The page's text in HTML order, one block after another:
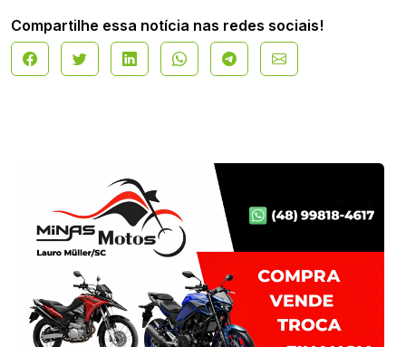
Compartilhe essa notícia nas redes sociais!